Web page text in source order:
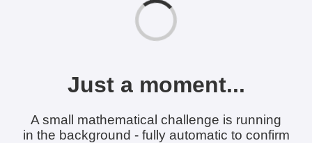
Just a moment...
A small mathematical challenge is running
in the background - fully automatic to confirm